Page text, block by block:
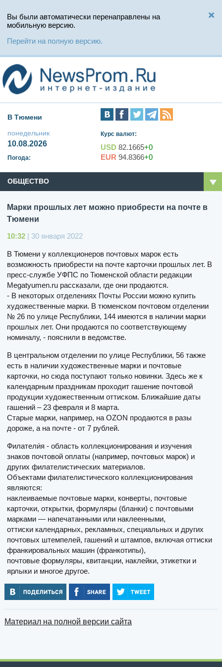
Вы были автоматически перенаправлены на
мобильную версию.
Перейти на полную версию.
В Тюмени
понедельник
10.08.2026
Погода:
Курс валют:
USD 82.1665+0
EUR 94.8366+0
ОБЩЕСТВО
Марки прошлых лет можно приобрести на почте в
Тюмени
10:32 | 30 января 2022
В Тюмени у коллекционеров почтовых марок есть
возможность приобрести на почте карточки прошлых лет. В
пресс-службе УФПС по Тюменской области редакции
Megatyumen.ru рассказали, где они продаются.
- В некоторых отделениях Почты России можно купить
художественные марки. В тюменском почтовом отделении
№ 26 по улице Республики, 144 имеются в наличии марки
прошлых лет. Они продаются по соответствующему
номиналу, - пояснили в ведомстве.
В центральном отделении по улице Республики, 56 также
есть в наличии художественные марки и почтовые
карточки, но сюда поступают только новинки. Здесь же к
календарным праздникам проходит гашение почтовой
продукции художественным оттиском. Ближайшие даты
гашений – 23 февраля и 8 марта.
Старые марки, например, на OZON продаются в разы
дороже, а на почте - от 7 рублей.
Филатели́я - область коллекционирования и изучения
знаков почтовой оплаты (например, почтовых марок) и
других филателистических материалов.
Объектами филателистического коллекционирования
являются:
наклеиваемые почтовые марки, конверты, почтовые
карточки, открытки, формуляры (бланки) с почтовыми
марками — напечатанными или наклеенными,
оттиски календарных, рекламных, специальных и других
почтовых штемпелей, гашений и штампов, включая оттиски
франкировальных машин (франкотипы),
почтовые формуляры, квитанции, наклейки, этикетки и
ярлыки и многое другое.
Материал на полной версии сайта